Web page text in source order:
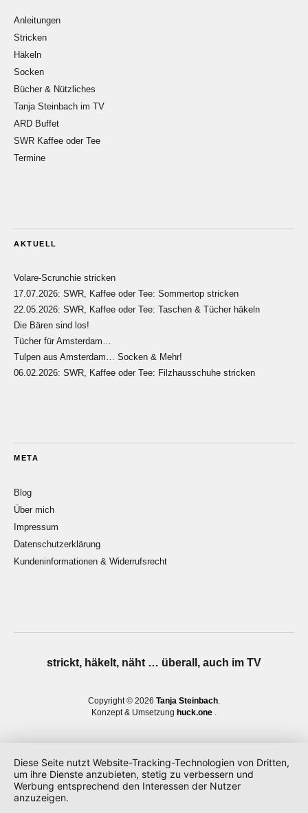
Anleitungen
Stricken
Häkeln
Socken
Bücher & Nützliches
Tanja Steinbach im TV
ARD Buffet
SWR Kaffee oder Tee
Termine
AKTUELL
Volare-Scrunchie stricken
17.07.2026: SWR, Kaffee oder Tee: Sommertop stricken
22.05.2026: SWR, Kaffee oder Tee: Taschen & Tücher häkeln
Die Bären sind los!
Tücher für Amsterdam…
Tulpen aus Amsterdam… Socken & Mehr!
06.02.2026: SWR, Kaffee oder Tee: Filzhausschuhe stricken
META
Blog
Über mich
Impressum
Datenschutzerklärung
Kundeninformationen & Widerrufsrecht
strickt, häkelt, näht … überall, auch im TV
Copyright © 2026 Tanja Steinbach
Konzept & Umsetzung huck.one
Diese Seite nutzt Website-Tracking-Technologien von Dritten,
um ihre Dienste anzubieten, stetig zu verbessern und
Werbung entsprechend den Interessen der Nutzer
anzuzeigen.